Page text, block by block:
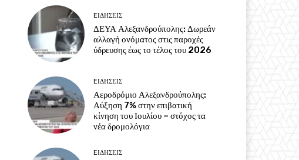
EΙΔΗΣΕΙΣ
ΔΕΥΑ Αλεξανδρούπολης: Δωρεάν
αλλαγή ονόματος στις παροχές
ύδρευσης έως το τέλος του 2026
EΙΔΗΣΕΙΣ
Αεροδρόμιο Αλεξανδρούπολης:
Αύξηση 7% στην επιβατική
κίνηση του Ιουλίου – στόχος τα
νέα δρομολόγια
EΙΔΗΣΕΙΣ